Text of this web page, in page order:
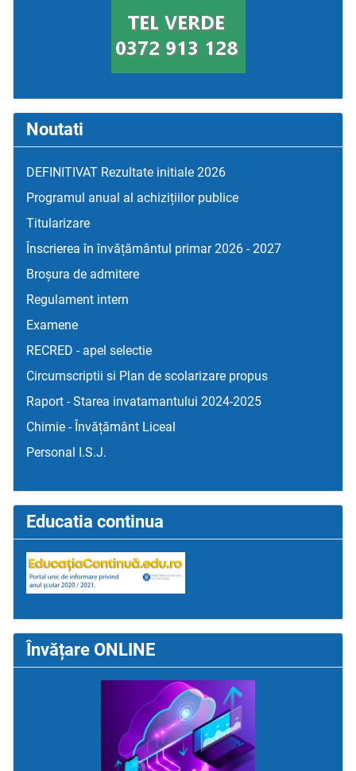
Noutati
DEFINITIVAT Rezultate initiale 2026
Programul anual al achizițiilor publice
Titularizare
Înscrierea în învățământul primar 2026 - 2027
Broșura de admitere
Regulament intern
Examene
RECRED - apel selectie
Circumscriptii si Plan de scolarizare propus
Raport - Starea invatamantului 2024-2025
Chimie - Învățământ Liceal
Personal I.S.J.
Educatia continua
Învățare ONLINE